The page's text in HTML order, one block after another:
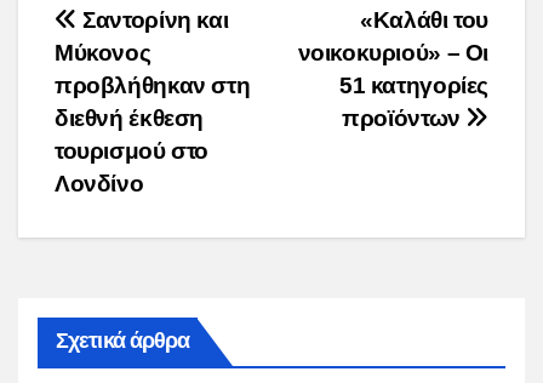
Post
navigation
«Kαλάθι του
νοικοκυριού» – Οι
51 κατηγορίες
προϊόντων
Σαντορίνη και
Μύκονος
προβλήθηκαν στη
διεθνή έκθεση
τουρισμού στο
Λονδίνο
Σχετικά άρθρα